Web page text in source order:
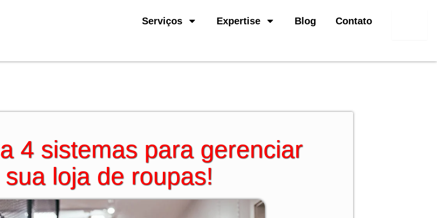
Serviços Expertise Blog Contato
4 sistemas para gerenciar
sua loja de roupas!